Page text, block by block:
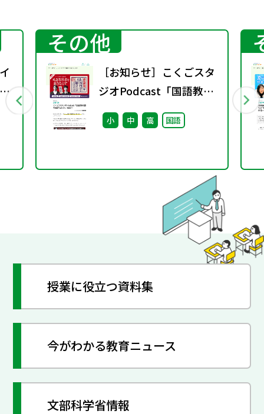
その他
［お知らせ］こくごスタ
ジオPodcast「国語教科
書を聴きなおす」配信中
小 中 高 国語
授業に役立つ資料集
今がわかる教育ニュース
文部科学省情報